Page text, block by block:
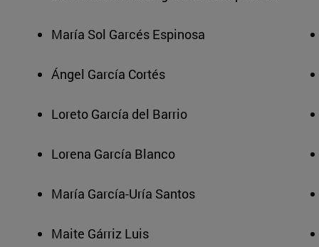
María Sol Garcés Espinosa
Ángel García Cortés
Loreto García del Barrio
Lorena García Blanco
María García-Uría Santos
Maite Gárriz Luis